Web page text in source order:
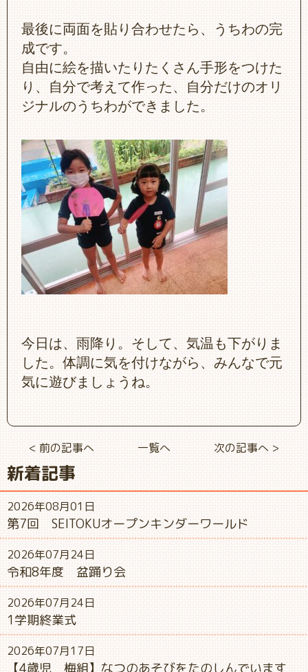
新着記事
2026年08月01日
第7回 SEITOKUオープンキンダーワールド
2026年07月24日
令和8年度 盆踊り会
2026年07月24日
1学期終業式
2026年07月17日
【4歳児 梅組】なつのあそびをたのしんでいます
最後に両面を貼り合わせたら、うちわの完
成です。
自由に絵を描いたりたくさん手形をつけた
り、自分で考えて作った、自分だけのオリ
ジナルのうちわができました。
今日は、雨降り。そして、気温も下がりま
した。体調に気を付けながら、みんなで元
気に遊びましょうね。
< 前の記事へ 一覧へ 次の記事へ >